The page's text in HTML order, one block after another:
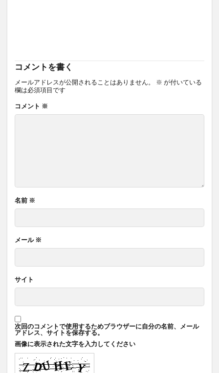
コメントを書く
メールアドレスが公開されることはありません。 ※ が付いている
欄は必須項目です
コメント ※
名前 ※
メール ※
サイト
次回のコメントで使用するためブラウザーに自分の名前、メール
アドレス、サイトを保存する。
画像に表示された文字を入力してください